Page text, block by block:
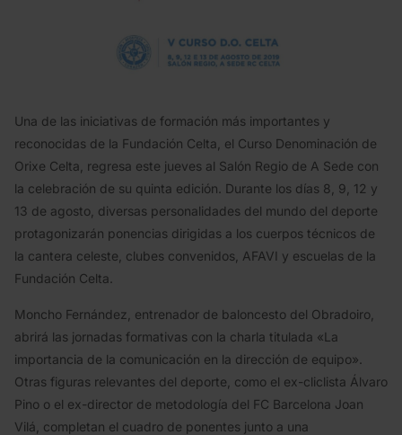
Una de las iniciativas de formación más importantes y
reconocidas de la Fundación Celta, el Curso Denominación de
Orixe Celta, regresa este jueves al Salón Regio de A Sede con
la celebración de su quinta edición. Durante los días 8, 9, 12 y
13 de agosto, diversas personalidades del mundo del deporte
protagonizarán ponencias dirigidas a los cuerpos técnicos de
la cantera celeste, clubes convenidos, AFAVI y escuelas de la
Fundación Celta.
Moncho Fernández, entrenador de baloncesto del Obradoiro,
abrirá las jornadas formativas con la charla titulada «La
importancia de la comunicación en la dirección de equipo».
Otras figuras relevantes del deporte, como el ex-cliclista Álvaro
Pino o el ex-director de metodología del FC Barcelona Joan
Vilá, completan el cuadro de ponentes junto a una